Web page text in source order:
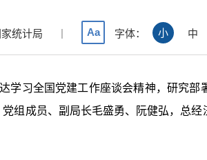
统计局 | Aa 字体： 小 中
学习全国党建工作座谈会精神，研究
组成员、副局长毛盛勇、阮健弘，总